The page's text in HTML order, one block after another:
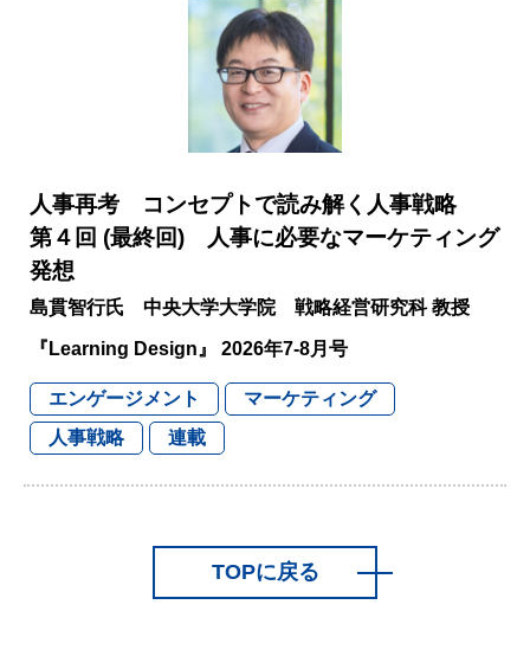
人事再考 コンセプトで読み解く人事戦略
第４回 (最終回) 人事に必要なマーケティング
発想
島貫智行氏 中央大学大学院 戦略経営研究科 教授
『Learning Design』 2026年7-8月号
エンゲージメント
マーケティング
人事戦略
連載
TOPに戻る